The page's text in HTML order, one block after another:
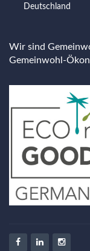
Deutschland
Wir sind
Gemeinwohl-